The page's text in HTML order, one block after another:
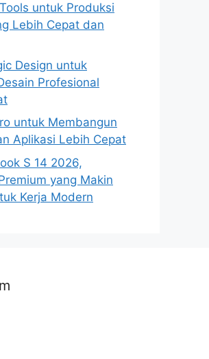
untuk Produksi
Lebih Cepat dan
Design untuk
Profesional
untuk Membangun
Aplikasi Lebih Cepat
S 14 2026,
yang Makin
Kerja Modern